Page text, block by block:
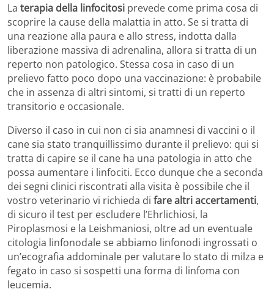
La terapia della linfocitosi prevede come prima cosa di
scoprire la cause della malattia in atto. Se si tratta di
una reazione alla paura e allo stress, indotta dalla
liberazione massiva di adrenalina, allora si tratta di un
reperto non patologico. Stessa cosa in caso di un
prelievo fatto poco dopo una vaccinazione: è probabile
che in assenza di altri sintomi, si tratti di un reperto
transitorio e occasionale.
Diverso il caso in cui non ci sia anamnesi di vaccini o il
cane sia stato tranquillissimo durante il prelievo: qui si
tratta di capire se il cane ha una patologia in atto che
possa aumentare i linfociti. Ecco dunque che a seconda
dei segni clinici riscontrati alla visita è possibile che il
vostro veterinario vi richieda di fare altri accertamenti,
di sicuro il test per escludere l’Ehrlichiosi, la
Piroplasmosi e la Leishmaniosi, oltre ad un eventuale
citologia linfonodale se abbiamo linfonodi ingrossati o
un’ecografia addominale per valutare lo stato di milza e
fegato in caso si sospetti una forma di linfoma con
leucemia.